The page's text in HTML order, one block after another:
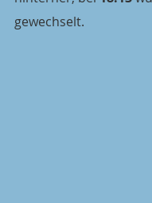
gewechselt.